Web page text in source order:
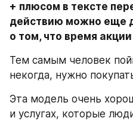
+ плюсом в тексте
действию можно еще
о том, что время
Тем самым человек
некогда, нужно
Эта модель очень
и услугах, которые